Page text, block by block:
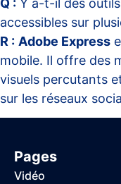
Q : Y a-t-il des
accessibles sur
R : Adobe Express
mobile. Il offre des
visuels percutants
sur les réseaux
Pages
Vidéo